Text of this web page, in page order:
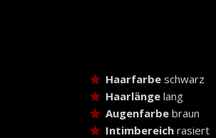
Haarfarbeschwarz
Haarlängelang
Augenfarbebraun
Intimbereichrasiert